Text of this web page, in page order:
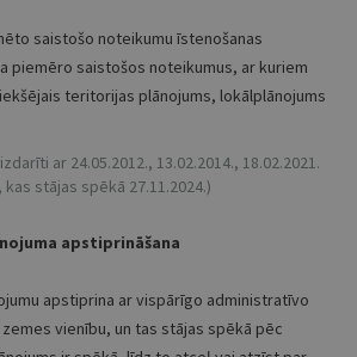
saistošo noteikumu īstenošanas
piemēro saistošos noteikumus, ar kuriem
teritorijas plānojums, lokālplānojums
ar 24.05.2012., 13.02.2014., 18.02.2021.
kas stājas spēkā 27.11.2024.)
apstiprināšana
apstiprina ar vispārīgo administratīvo
vienību, un tas stājas spēkā pēc